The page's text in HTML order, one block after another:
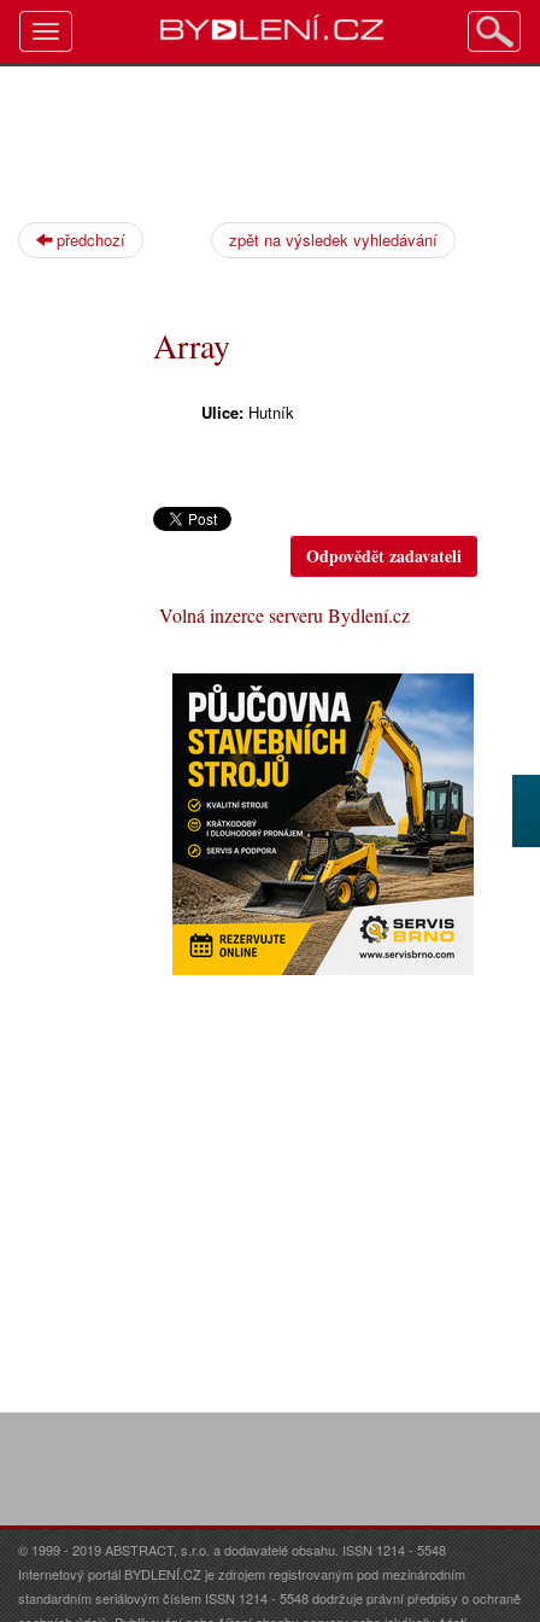
předchozí zpět na výsledek vyhledávání
Array
Ulice: Hutník
Odpovědět zadavateli
Volná inzerce serveru Bydlení.cz
Toggle
navigation
© 1999 - 2019 ABSTRACT, s.r.o. a dodavatelé obsahu. ISSN 1214 - 5548
Internetový portál BYDLENÍ.CZ je zdrojem registrovaným pod mezinárodním
standardním seriálovým číslem ISSN 1214 - 5548 dodržuje právní předpisy o ochraně